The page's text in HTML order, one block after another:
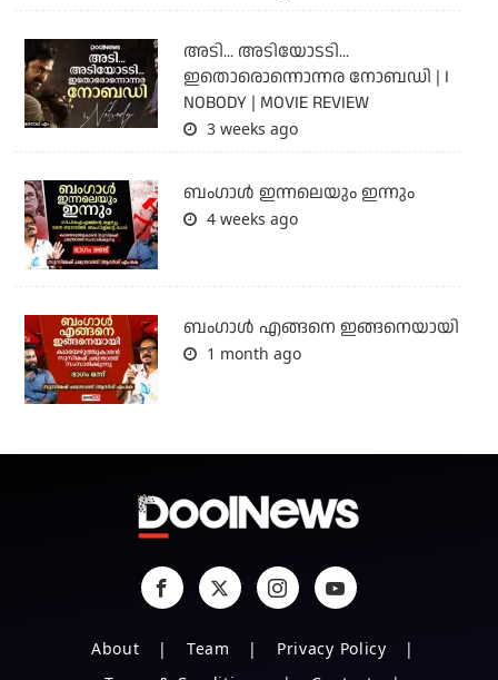
അടി... അടിയോടടി...
ഇതൊരൊന്നൊന്നര നോബഡി | I
NOBODY | MOVIE REVIEW
3 weeks ago
ബംഗാള്‍ ഇന്നലെയും ഇന്നും
4 weeks ago
ബം​ഗാൾ എങ്ങനെ ഇങ്ങനെയായി
1 month ago
About Team
Privacy Policy